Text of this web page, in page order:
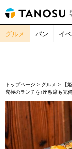
グルメ パン イ
トップページ > グルメ >
【
究極のランチを♪座敷席も完